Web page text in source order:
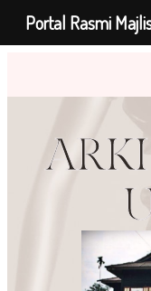
Portal Rasmi